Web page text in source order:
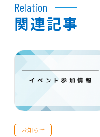
関連記事
Relation
お知らせ